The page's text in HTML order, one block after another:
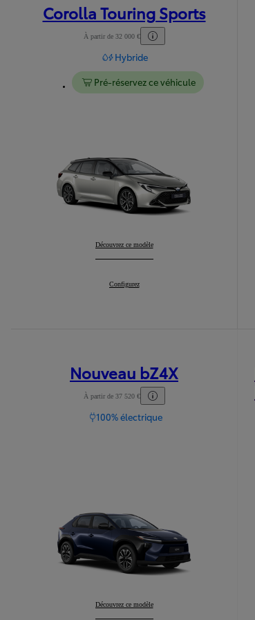
Corolla Touring Sports
À partir de 32 000 €
Hybride
Pré-réservez ce véhicule
Corolla Touring Sports
Découvrez ce modèle
Corolla Touring Sports
Configurez
Nouveau bZ4X
À partir de 37 520 €
100% électrique
Nouveau bZ4X:
Découvrez ce modèle